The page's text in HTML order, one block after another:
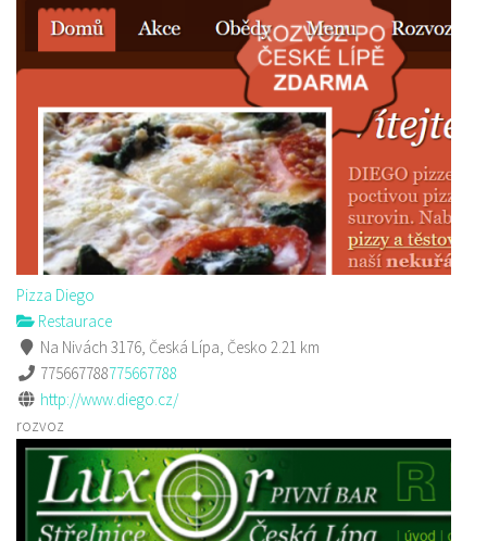
Pizza Diego
Restaurace
Na Nivách 3176, Česká Lípa, Česko 2.21 km
775667788775667788
http://www.diego.cz/
rozvoz